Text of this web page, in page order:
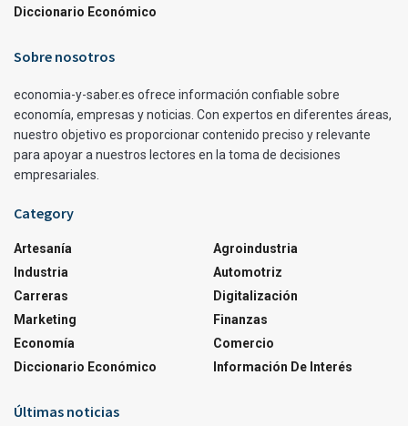
Diccionario Económico
Sobre nosotros
economia-y-saber.es ofrece información confiable sobre
economía, empresas y noticias. Con expertos en diferentes áreas,
nuestro objetivo es proporcionar contenido preciso y relevante
para apoyar a nuestros lectores en la toma de decisiones
empresariales.
Category
Artesanía
Industria
Carreras
Marketing
Economía
Diccionario Económico
Agroindustria
Automotriz
Digitalización
Finanzas
Comercio
Información De Interés
Últimas noticias